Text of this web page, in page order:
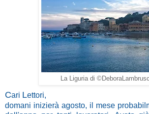
La Liguria di
Cari Lettori,
domani inizierà agosto, il mese